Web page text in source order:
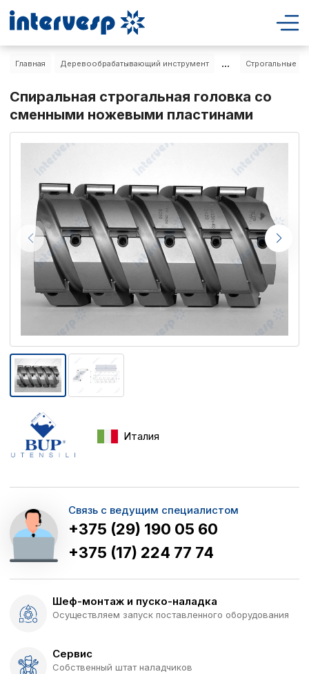
Главная Деревообрабатывающий инструмент ... Строгальные
Спиральная строгальная головка со
сменными ножевыми пластинами
Италия
Связь с ведущим специалистом
+375 (29) 190 05 60
+375 (17) 224 77 74
Шеф-монтаж и пуско-наладка
Осуществляем запуск поставленного оборудования
Сервис
Собственный штат наладчиков